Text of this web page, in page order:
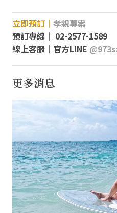
立即預訂│ 孝親專案
預訂專線│ 02-2577-1589
線上客服│官方LINE
更多消息